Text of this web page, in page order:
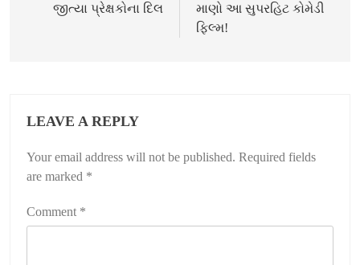
જીત્યા પ્રેક્ષકોના દિલ
માણો આ સુપરહિટ કોમેડી
ફિલ્મ!
LEAVE A REPLY
Your email address will not be published. Required fields
are marked *
Comment *